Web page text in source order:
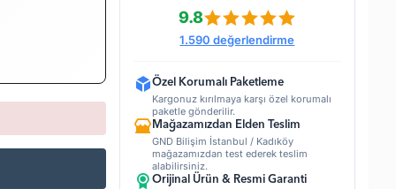
9.8
1.590 değerlendirme
Özel Korumalı Paketleme
Kargonuz kırılmaya karşı özel korumalı
paketle gönderilir.
Mağazamızdan Elden Teslim
GND Bilişim İstanbul / Kadıköy
mağazamızdan test ederek teslim
alabilirsiniz.
Orijinal Ürün & Resmi Garanti